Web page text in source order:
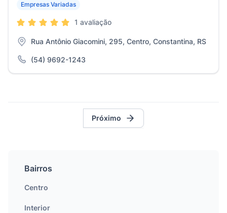
Empresas Variadas
1 avaliação
Rua Antônio Giacomini, 295, Centro, Constantina, RS
(54) 9692-1243
Próximo
Bairros
Centro
Interior